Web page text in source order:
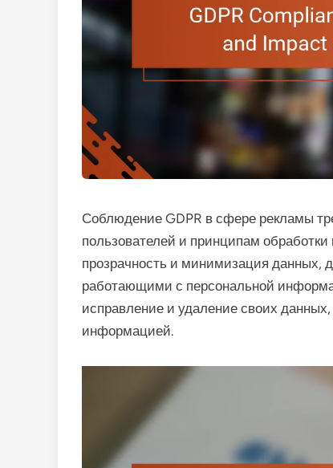
Соблюдение GDPR в сфере рекламы
пользователей и принципам
прозрачность и минимизация данных,
работающими с персональной
исправление и удаление своих
информацией.